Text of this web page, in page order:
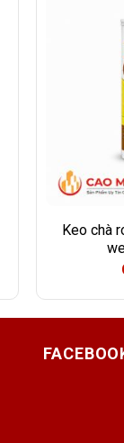
Keo chà